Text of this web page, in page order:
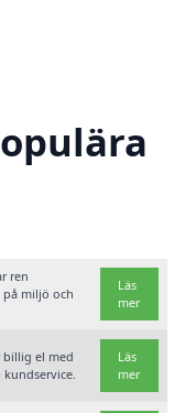
ren
miljö och
Läs
mer
billig el med
Läs
mer